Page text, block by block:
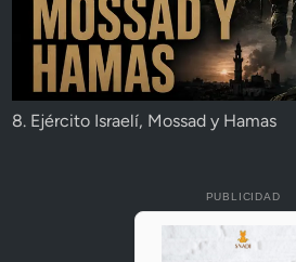
8. Ejército Israelí, Mossad y Hamas
PUBLICIDAD